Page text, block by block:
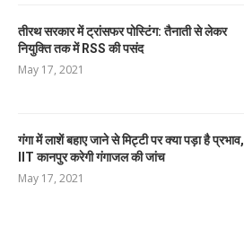
तीरथ सरकार में ट्रांसफर पोस्टिंग: तैनाती से लेकर
नियुक्ति तक में RSS की पसंद
May 17, 2021
गंगा में लाशें बहाए जाने से मिट्टी पर क्या पड़ा है प्रभाव,
IIT कानपुर करेगी गंगाजल की जांच
May 17, 2021